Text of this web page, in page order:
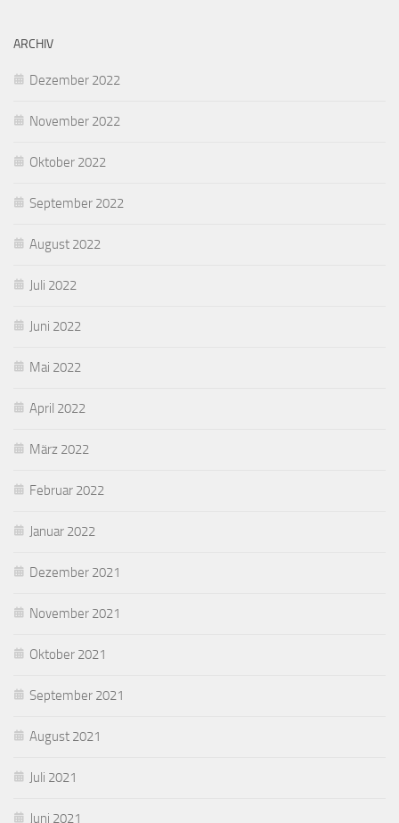
ARCHIV
Dezember 2022
November 2022
Oktober 2022
September 2022
August 2022
Juli 2022
Juni 2022
Mai 2022
April 2022
März 2022
Februar 2022
Januar 2022
Dezember 2021
November 2021
Oktober 2021
September 2021
August 2021
Juli 2021
Juni 2021